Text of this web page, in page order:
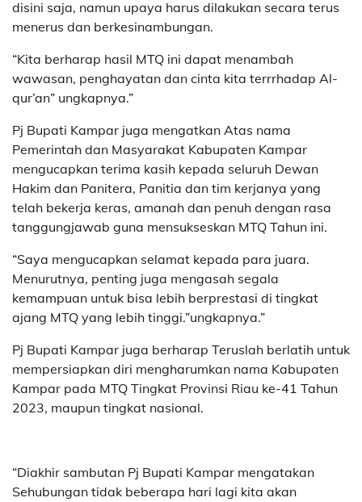
disini saja, namun upaya harus dilakukan secara terus
menerus dan berkesinambungan.
“Kita berharap hasil MTQ ini dapat menambah
wawasan, penghayatan dan cinta kita terrrhadap Al-
qur’an” ungkapnya.”
Pj Bupati Kampar juga mengatkan Atas nama
Pemerintah dan Masyarakat Kabupaten Kampar
mengucapkan terima kasih kepada seluruh Dewan
Hakim dan Panitera, Panitia dan tim kerjanya yang
telah bekerja keras, amanah dan penuh dengan rasa
tanggungjawab guna mensukseskan MTQ Tahun ini.
“Saya mengucapkan selamat kepada para juara.
Menurutnya, penting juga mengasah segala
kemampuan untuk bisa lebih berprestasi di tingkat
ajang MTQ yang lebih tinggi.”ungkapnya.”
Pj Bupati Kampar juga berharap Teruslah berlatih untuk
mempersiapkan diri mengharumkan nama Kabupaten
Kampar pada MTQ Tingkat Provinsi Riau ke-41 Tahun
2023, maupun tingkat nasional.
“Diakhir sambutan Pj Bupati Kampar mengatakan
Sehubungan tidak beberapa hari lagi kita akan